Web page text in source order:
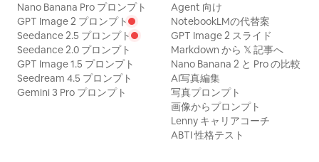
Nano Banana Pro プロンプト
GPT Image 2 プロンプト
Seedance 2.5 プロンプト
Seedance 2.0 プロンプト
GPT Image 1.5 プロンプト
Seedream 4.5 プロンプト
Gemini 3 Pro プロンプト
Agent 向け
NotebookLMの代替案
GPT Image 2 スライド
Markdown から 𝕏 記事へ
Nano Banana 2 と Pro の比較
AI写真編集
写真プロンプト
画像からプロンプト
Lenny キャリアコーチ
ABTI 性格テスト